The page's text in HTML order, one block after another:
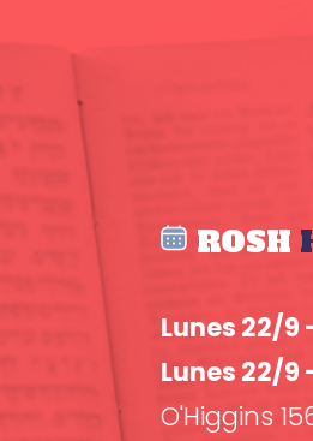
ROSH
Lunes 22/9
Lunes 22/9
O'Higgins